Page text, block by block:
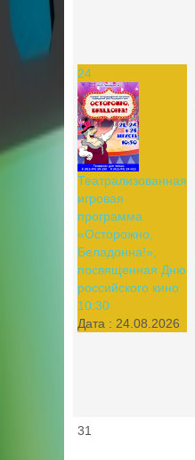
24
Театрализованная
игровая
программа
«Осторожно,
Беладонна!»,
посвященная Дню
российского кино
10:30
Дата : 24.08.2026
31